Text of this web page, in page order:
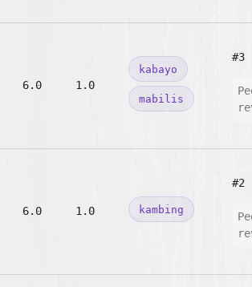
6.0 1.0
kabayo
mabilis
#3
6.0 1.0 kambing
#2